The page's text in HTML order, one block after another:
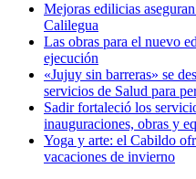
Mejoras edilicias
Calilegua
Las obras para el nuevo
ejecución
«Jujuy sin barreras» se
servicios de Salud para
Sadir fortaleció los
inauguraciones, obras y
Yoga y arte: el Cabildo
vacaciones de invierno